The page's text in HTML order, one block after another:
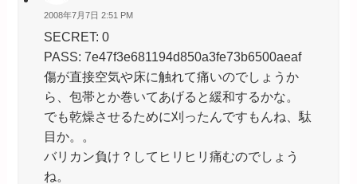
2008年7月7日 2:51 PM
SECRET: 0
PASS: 7e47f3e681194d850a3fe73b6500aeaf
傷が直接空気や床に触れて痛いのでしょうか
ら、包帯とか巻いてあげると緩和するかな。
でも乾燥させるために刈ったんですもんね、駄
目か。。
バリカン負け？してヒリヒリ痛むのでしょう
ね。